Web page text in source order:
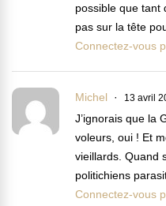
possible que tant
pas sur la tête
Connectez-vous
Michel 13 avril
J’ignorais que la
voleurs, oui ! Et
vieillards. Quand
politichiens
Connectez-vous